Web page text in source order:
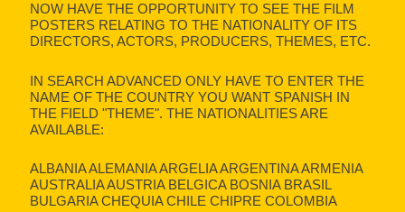
NOW HAVE THE OPPORTUNITY TO SEE THE FILM
POSTERS RELATING TO THE NATIONALITY OF ITS
DIRECTORS, ACTORS, PRODUCERS, THEMES, ETC.
IN SEARCH ADVANCED ONLY HAVE TO ENTER THE
NAME OF THE COUNTRY YOU WANT SPANISH IN
THE FIELD "THEME". THE NATIONALITIES ARE
AVAILABLE:
ALBANIA ALEMANIA ARGELIA ARGENTINA ARMENIA
AUSTRALIA AUSTRIA BELGICA BOSNIA BRASIL
BULGARIA CHEQUIA CHILE CHIPRE COLOMBIA